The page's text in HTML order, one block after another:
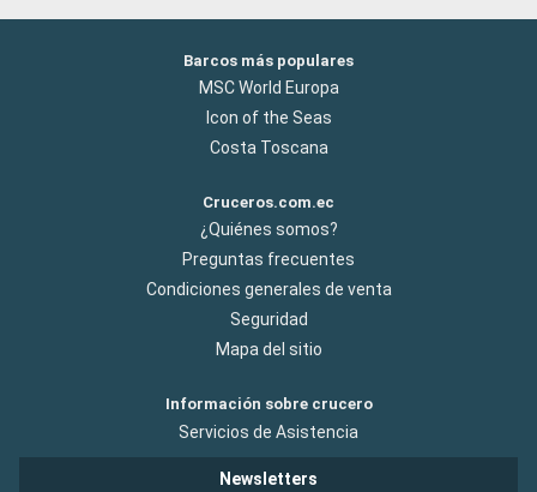
Barcos más populares
MSC World Europa
Icon of the Seas
Costa Toscana
Cruceros.com.ec
¿Quiénes somos?
Preguntas frecuentes
Condiciones generales de venta
Seguridad
Mapa del sitio
Información sobre crucero
Servicios de Asistencia
Newsletters